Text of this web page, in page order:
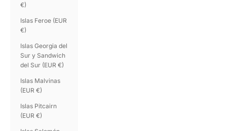
€)
Islas Feroe (EUR
€)
Islas Georgia del
Sur y Sandwich
del Sur (EUR €)
Islas Malvinas
(EUR €)
Islas Pitcairn
(EUR €)